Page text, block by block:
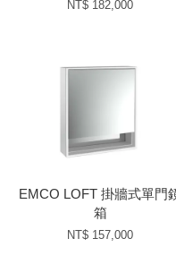
NT$ 182,000
EMCO LOFT 掛牆式單門
箱
NT$ 157,000